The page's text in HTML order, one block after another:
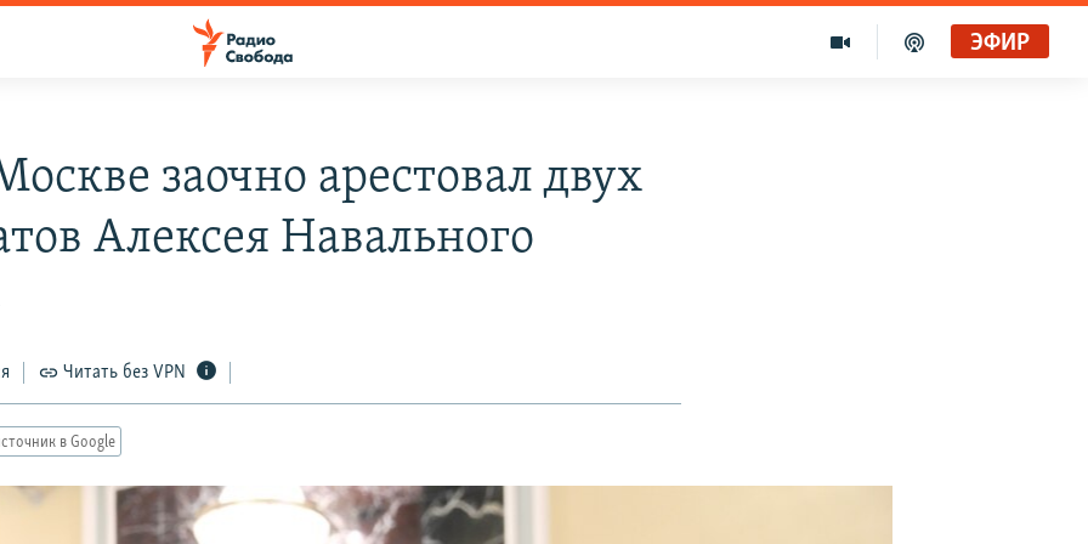
ЭФИР
заочно арестовал двух
Алексея Навального
Читать без VPN
в Google